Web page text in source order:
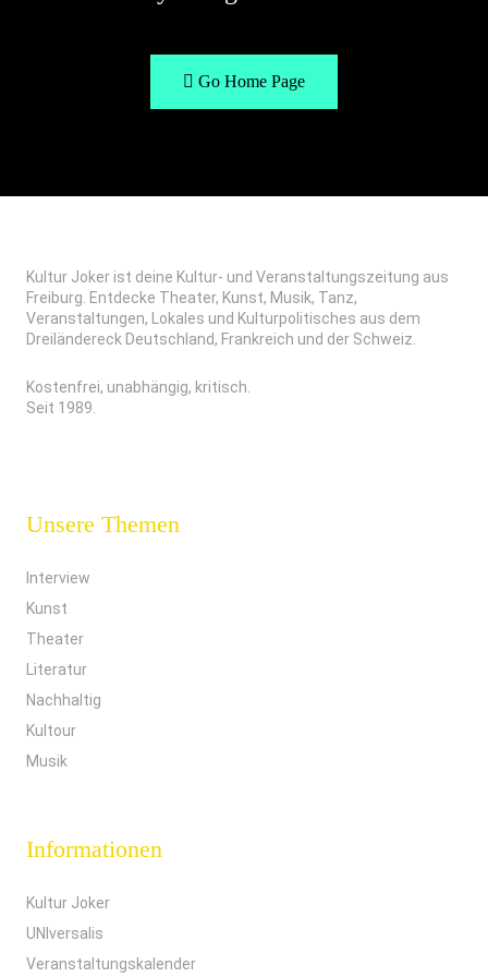
Go Home Page
Kultur Joker ist deine Kultur- und Veranstaltungszeitung aus
Freiburg. Entdecke Theater, Kunst, Musik, Tanz,
Veranstaltungen, Lokales und Kulturpolitisches aus dem
Dreiländereck Deutschland, Frankreich und der Schweiz.
Kostenfrei, unabhängig, kritisch.
Seit 1989.
Unsere Themen
Interview
Kunst
Theater
Literatur
Nachhaltig
Kultour
Musik
Informationen
Kultur Joker
UNIversalis
Veranstaltungskalender